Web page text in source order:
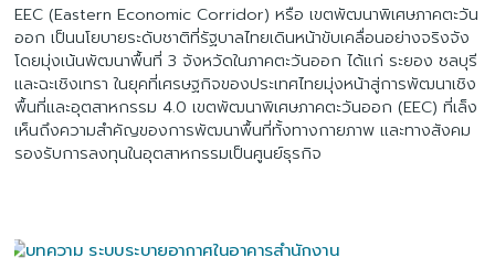
EEC (Eastern Economic Corridor) หรือ เขตพัฒนาพิเศษภาคตะวัน
ออก เป็นนโยบายระดับชาติที่รัฐบาลไทยเดินหน้าขับเคลื่อนอย่างจริงจัง
โดยมุ่งเน้นพัฒนาพื้นที่ 3 จังหวัดในภาคตะวันออก ได้แก่ ระยอง ชลบุรี
และฉะเชิงเทรา ในยุคที่เศรษฐกิจของประเทศไทยมุ่งหน้าสู่การพัฒนาเชิง
พื้นที่และอุตสาหกรรม 4.0 เขตพัฒนาพิเศษภาคตะวันออก (EEC) ที่เล็ง
เห็นถึงความสำคัญของการพัฒนาพื้นที่ทั้งทางกายภาพ และทางสังคม
รองรับการลงทุนในอุตสาหกรรมเป็นศูนย์ธุรกิจ